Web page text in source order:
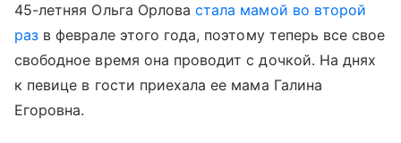
45-летняя Ольга Орловастала мамой во второй
раз в феврале этого года, поэтому теперь все свое
свободное время она проводит с дочкой. На днях
к певице в гости приехала ее мама Галина
Егоровна.